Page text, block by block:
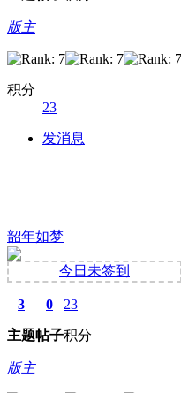
版主
积分
23
发消息
韶年如梦
今日未签到
3
主题
0
帖子
23
积分
版主